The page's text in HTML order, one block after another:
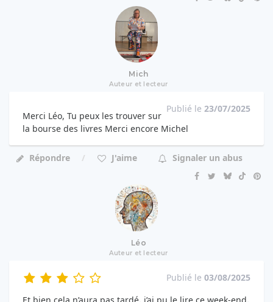
Mich
Auteur et lecteur
Publié le 23/07/2025
Merci Léo, Tu peux les trouver sur
la bourse des livres Merci encore Michel
Répondre J'aime Signaler un abus
Léo
Auteur et lecteur
Publié le 03/08/2025
Et bien cela n’aura pas tardé, j’ai pu le lire ce week-end,